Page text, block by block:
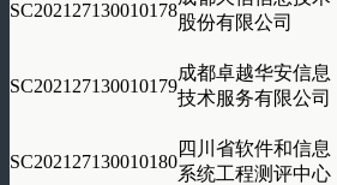
SC202127130010178
股份有限公司
SC202127130010179
成都卓越华安信息
技术服务有限公司
SC202127130010180
四川省软件和信息
系统工程测评中心